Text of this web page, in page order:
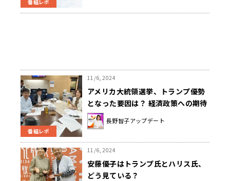
番組レポ
番組レポ
11/6, 2024
アメリカ大統領選挙、トランプ優勢
となった要因は？ 経済政策への期待
が後押し？
長野智子アップデート
11/6, 2024
安藤優子はトランプ氏とハリス氏、
どう見ている？